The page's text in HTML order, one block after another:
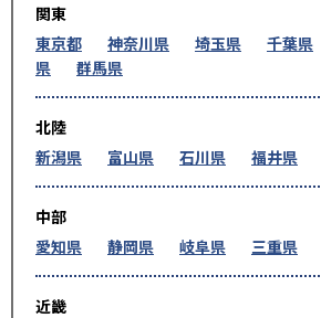
関東
東京都
神奈川県 埼玉県 千葉県
県
群馬県
北陸
新潟県
富山県 石川県 福井県
中部
愛知県
静岡県 岐阜県 三重県
近畿